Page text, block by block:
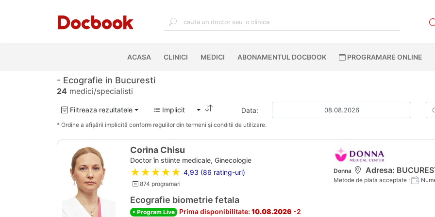
ACASA(CURRENT)
CLINICI MEDICI ABONAMENTUL DOCBOOK PROGRAMARE ONLINE
- Ecografie in Bucuresti
24 medici/specialisti
Filtreaza rezultatele Implicit Data:
* Ordine a afișării implicită conform regulilor din termeni și conditii de utilizare.
Corina Chisu
Doctor în stiinte medicale, Ginecologie
★★★★★ 4,93 (86 rating-uri)
874 programari
Ecografie biometrie fetala
• Program Live Prima disponibilitate: 10.08.2026 -2
Donna Adresa:
Metode de plata acceptate :